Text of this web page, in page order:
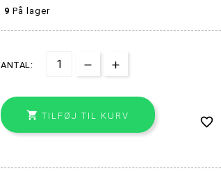
9 På lager
ANTAL:
 TILFØJ TIL KURV 